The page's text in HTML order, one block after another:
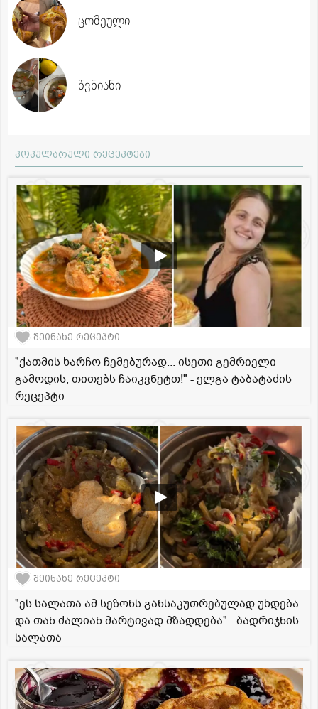
ცომეული
წვნიანი
პოპულარული რეცეპტები
შეინახე რეცეპტი
"ქათმის ხარჩო ჩემებურად... ისეთი გემრიელი
გამოდის, თითებს ჩაიკვნეტთ!" - ელგა ტაბატაძის
რეცეპტი
შეინახე რეცეპტი
"ეს სალათა ამ სეზონს განსაკუთრებულად უხდება
და თან ძალიან მარტივად მზადდება" - ბადრიჯნის
სალათა